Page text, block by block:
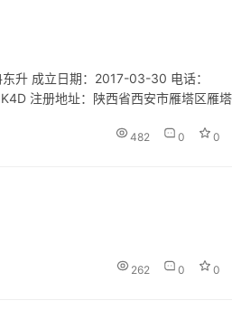
升 成立日期：2017-03-30 电话：
注册地址：陕西省西安市雁塔区雁
482 0 0
262 0 0